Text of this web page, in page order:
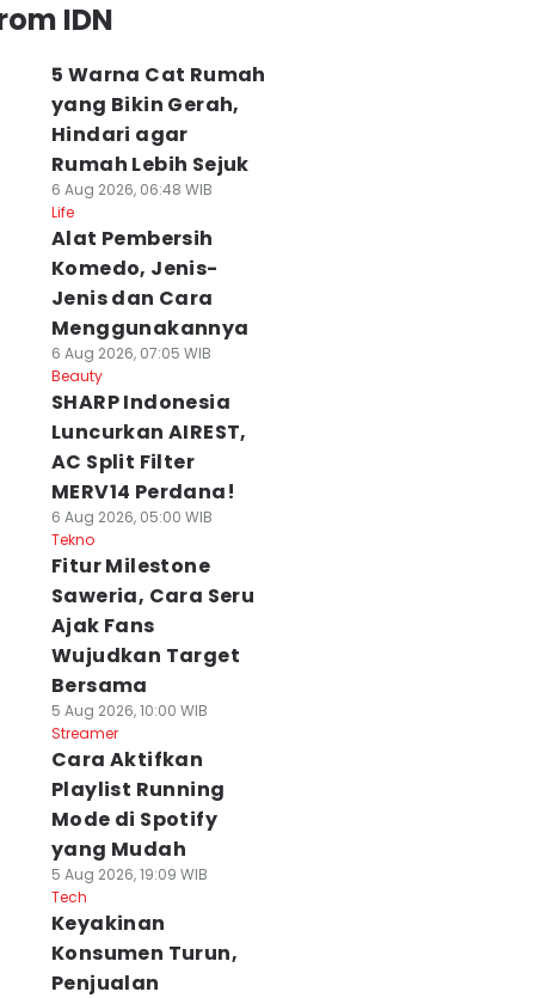
IDN
5 Warna Cat Rumah
yang Bikin Gerah,
Hindari agar
Rumah Lebih Sejuk
6 Aug 2026, 06:48 WIB
Life
Alat Pembersih
Komedo, Jenis-
Jenis dan Cara
Menggunakannya
6 Aug 2026, 07:05 WIB
Beauty
SHARP Indonesia
Luncurkan AIREST,
AC Split Filter
MERV14 Perdana!
6 Aug 2026, 05:00 WIB
Tekno
Fitur Milestone
Saweria, Cara Seru
Ajak Fans
Wujudkan Target
Bersama
5 Aug 2026, 10:00 WIB
Streamer
Cara Aktifkan
Playlist Running
Mode di Spotify
yang Mudah
5 Aug 2026, 19:09 WIB
Tech
Keyakinan
Konsumen Turun,
Penjualan